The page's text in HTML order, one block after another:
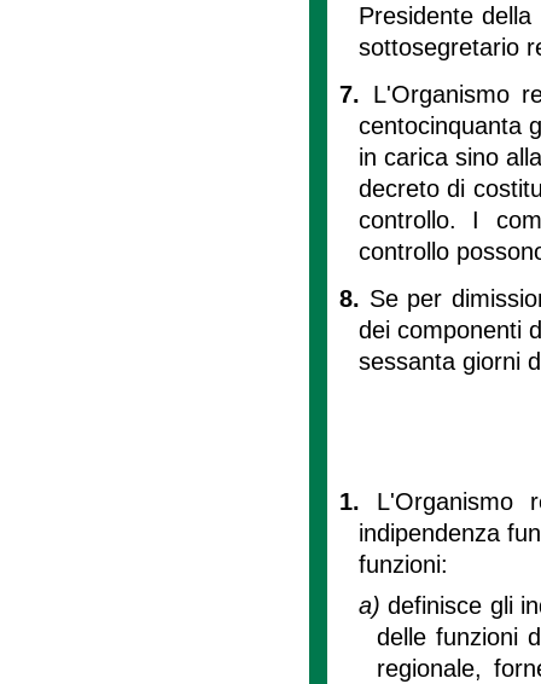
Presidente
sottosegretario
7. L'Organismo
centocinquanta
in carica sino
decreto di
controllo. I
controllo
8. Se per
dei componenti
sessanta giorni
1. L'Organismo
indipendenza
funzioni:
a)definisce gli
delle funzioni
regionale,